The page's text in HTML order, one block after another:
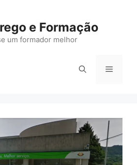
e Formação
um formador melhor
Menu